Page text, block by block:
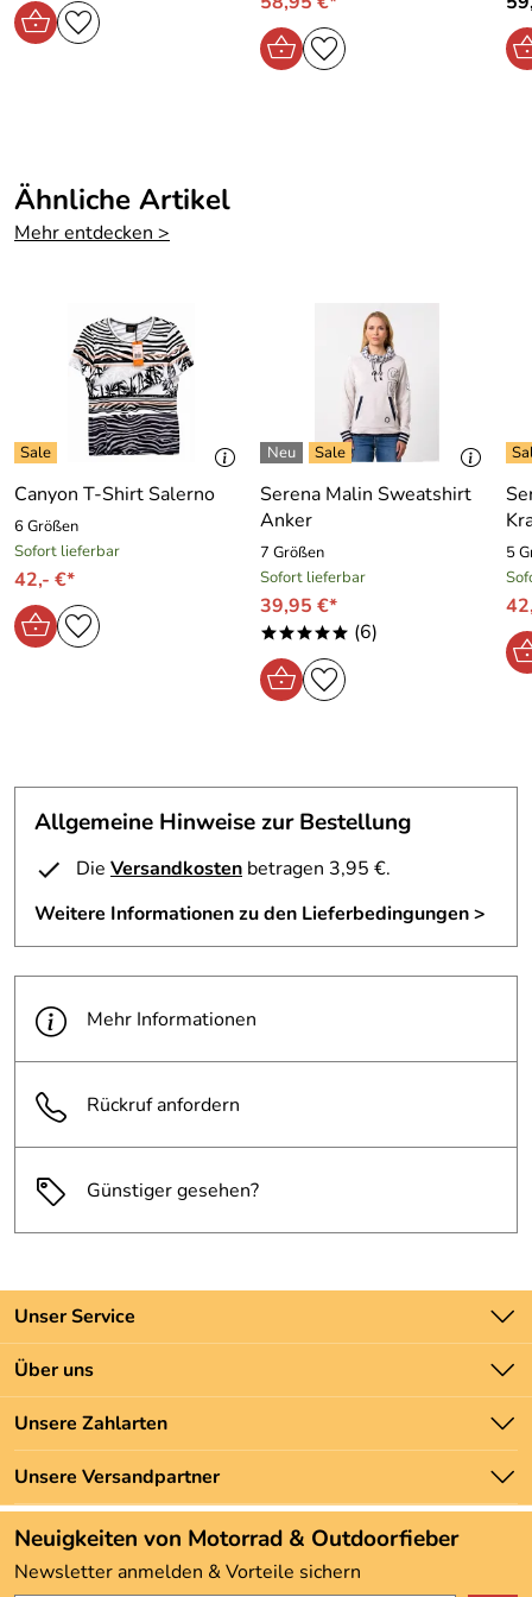
Hersteller: Scoretex GmbH, Bräunleinsberg 16 91242
Ottensoos, sales@scoretex.com
Ähnliche Artikel
Mehr entdecken >
Canyon T-Shirt Salerno
6 Größen
Sofort lieferbar
42,- €*
Serena Malin Sweatshirt
Anker
7 Größen
Sofort lieferbar
39,95 €*
***** (6)
5
Allgemeine Hinweise zur Bestellung
Die Versandkosten betragen 3,95 €.
Weitere Informationen zu den Lieferbedingungen >
Mehr Informationen
Rückruf anfordern
Günstiger gesehen?
Unser Service
Kontakt
Batteriegesetz
Newsletter
Zahlung und Versand
Über uns
Unsere Bestseller
Marken
Neu
Angebote
Kundenbewertungen (3.492)
Unsere Zahlarten
Unsere Versandpartner
Neuigkeiten von Motorrad & Outdoorfieber
Newsletter anmelden & Vorteile sichern